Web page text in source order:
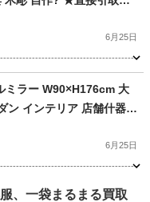
6月25日
ミラー W90×H176cm 大
ン インテリア 店舗什器
6月25日
、一袋まるまる買取